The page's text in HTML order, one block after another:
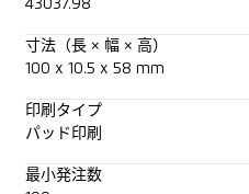
43037.98
寸法（長 × 幅 × 高）
100 x 10.5 x 58 mm
印刷タイプ
パッド印刷
最小発注数